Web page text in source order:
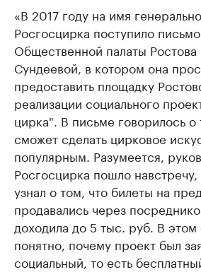
«В 2017 году на имя
Росгосцирка поступило
Общественной палаты Ростова
Сундеевой, в котором она
предоставить площадку
реализации социального
цирка". В письме говорилось о
сможет сделать цирковое
популярным. Разумеется,
Росгосцирка пошло
узнал о том, что билеты на
продавались через
доходила до 5 тыс. руб. В этом
понятно, почему проект был
социальный, то есть